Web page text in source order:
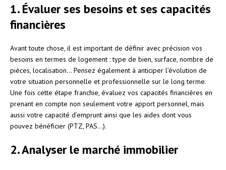
1. Évaluer ses besoins et ses capacités
financières
Avant toute chose, il est important de définir avec précision vos
besoins en termes de logement : type de bien, surface, nombre de
pièces, localisation… Pensez également à anticiper l’évolution de
votre situation personnelle et professionnelle sur le long terme.
Une fois cette étape franchie, évaluez vos capacités financières en
prenant en compte non seulement votre apport personnel, mais
aussi votre capacité d’emprunt ainsi que les aides dont vous
pouvez bénéficier (PTZ, PAS…).
2. Analyser le marché immobilier